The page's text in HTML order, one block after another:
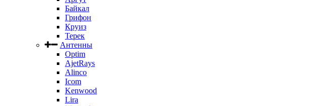
Байкал
Грифон
Круиз
Терек
Антенны
Optim
AjetRays
Alinco
Icom
Kenwood
Lira